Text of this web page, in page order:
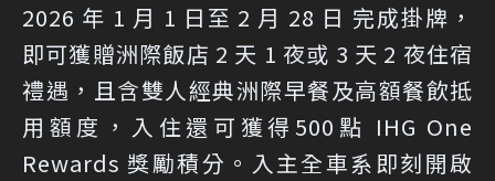
2026 年 1 月 1 日至 2 月 28 日 完成掛牌，
即可獲贈洲際飯店 2 天 1 夜或 3 天 2 夜住宿
禮遇，且含雙人經典洲際早餐及高額餐飲抵
用額度，入住還可獲得500點 IHG One
Rewards 獎勵積分。入主全車系即刻開啟